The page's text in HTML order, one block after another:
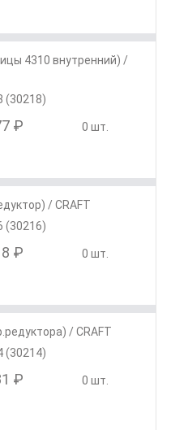
4310 внутренний) /
(30218)
₽ 0 шт.
/ CRAFT
(30216)
₽ 0 шт.
/ CRAFT
(30214)
₽ 0 шт.